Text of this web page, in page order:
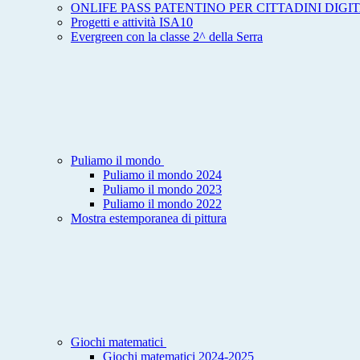
ONLIFE PASS PATENTINO PER CITTADINI
Progetti e attività ISA10
Evergreen con la classe 2^ della Serra
Puliamo il mondo
Puliamo il mondo 2024
Puliamo il mondo 2023
Puliamo il mondo 2022
Mostra estemporanea di pittura
Giochi matematici
Giochi matematici 2024-2025